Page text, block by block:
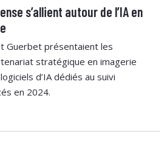
s’allient autour de l’IA en
Guerbet présentaient les
stratégique en imagerie
d’IA dédiés au suivi
en 2024.